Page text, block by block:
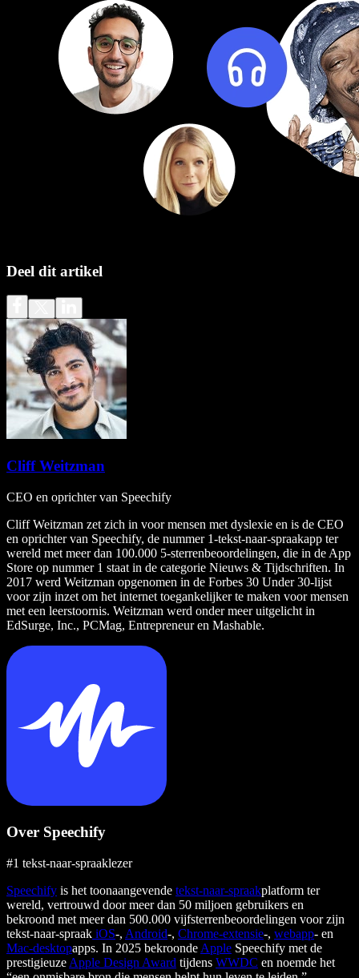
Deel dit artikel
Cliff Weitzman
CEO en oprichter van Speechify
Cliff Weitzman zet zich in voor mensen met dyslexie en is de CEO
en oprichter van Speechify, de nummer 1-tekst-naar-spraakapp ter
wereld met meer dan 100.000 5-sterrenbeoordelingen, die in de App
Store op nummer 1 staat in de categorie Nieuws & Tijdschriften. In
2017 werd Weitzman opgenomen in de Forbes 30 Under 30-lijst
voor zijn inzet om het internet toegankelijker te maken voor mensen
met een leerstoornis. Weitzman werd onder meer uitgelicht in
EdSurge, Inc., PCMag, Entrepreneur en Mashable.
Over Speechify
#1 tekst-naar-spraaklezer
Speechify is het toonaangevende tekst-naar-spraakplatform ter
wereld, vertrouwd door meer dan 50 miljoen gebruikers en
bekroond met meer dan 500.000 vijfsterrenbeoordelingen voor zijn
tekst-naar-spraak iOS-, Android-, Chrome-extensie-, webapp- en
Mac-desktopapps. In 2025 bekroonde Apple Speechify met de
prestigieuze Apple Design Award tijdens WWDC en noemde het